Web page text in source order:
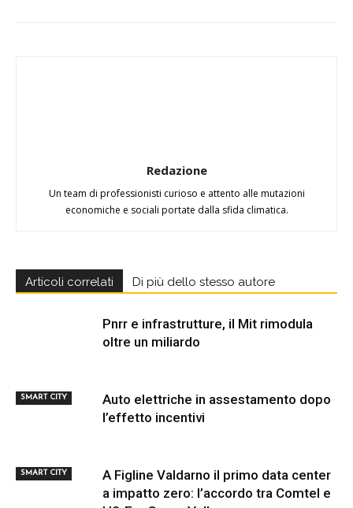
Redazione
Un team di professionisti curioso e attento alle mutazioni
economiche e sociali portate dalla sfida climatica.
Articoli correlati Di più dello stesso autore
SMART CITY
Pnrr e infrastrutture, il Mit rimodula
oltre un miliardo
SMART CITY
Auto elettriche in assestamento dopo
l’effetto incentivi
A Figline Valdarno il primo data center
a impatto zero: l’accordo tra Comtel e